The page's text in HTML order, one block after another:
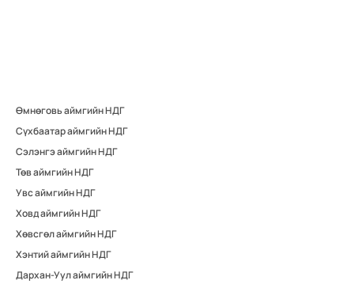
Өмнөговь аймгийн НДГ
Сүхбаатар аймгийн НДГ
Сэлэнгэ аймгийн НДГ
Төв аймгийн НДГ
Увс аймгийн НДГ
Ховд аймгийн НДГ
Хөвсгөл аймгийн НДГ
Хэнтий аймгийн НДГ
Дархан-Уул аймгийн НДГ